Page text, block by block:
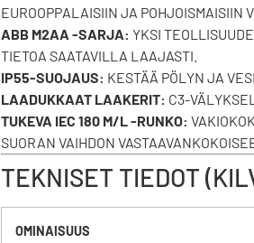
EUROOPPALAISIIN JA POHJOISMAISIIN
ABB M2AA -SARJA: YKSI
TIETOA SAATAVILLA LAAJASTI.
IP55-SUOJAUS: KESTÄÄ PÖLYN JA
LAADUKKAAT LAAKERIT: C3-
TUKEVA IEC 180 M/L -RUNKO:
SUORAN VAIHDON
TEKNISET TIEDOT
OMINAISUUS